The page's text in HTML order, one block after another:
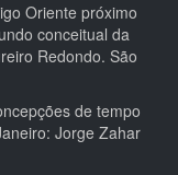
Oriente próximo
conceitual da
Redondo. São
de tempo
Jorge Zahar